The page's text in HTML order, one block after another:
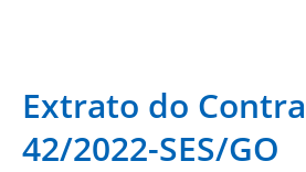
Extrato do
42/2022-SES/GO